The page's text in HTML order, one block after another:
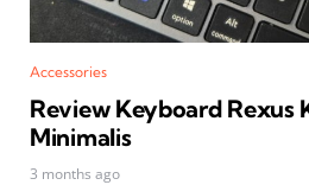
Accessories
Review Keyboard Rexus
Minimalis
3 months ago